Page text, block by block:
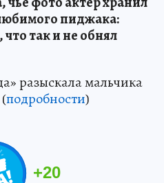
пиджака:
так и не обнял
разыскала мальчика
подробности)
+20